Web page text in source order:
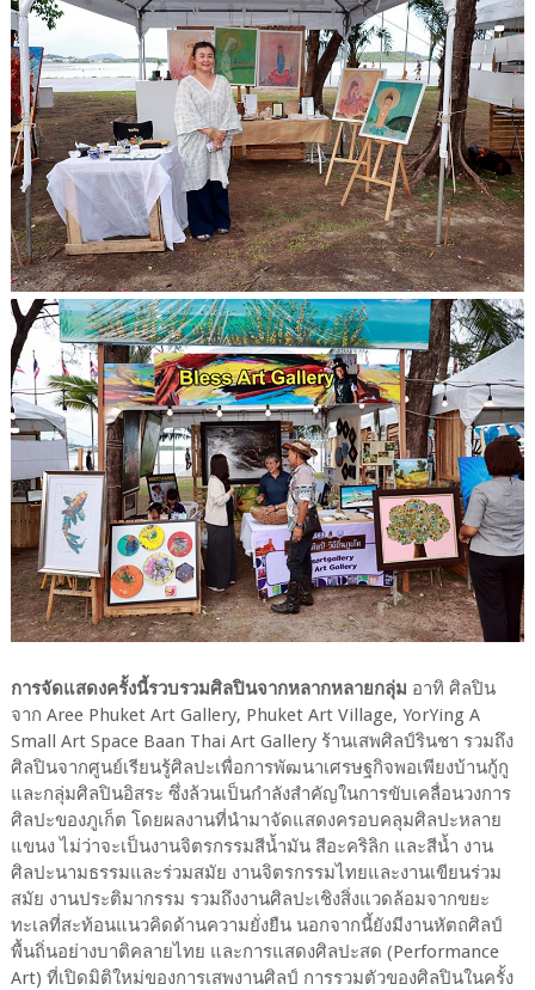
การจัดแสดงครั้งนี้รวบรวมศิลปินจากหลากหลายกลุ่ม อาทิ ศิลปิน
จาก Aree Phuket Art Gallery, Phuket Art Village, YorYing A
Small Art Space Baan Thai Art Gallery ร้านเสพศิลป์รินชา รวมถึง
ศิลปินจากศูนย์เรียนรู้ศิลปะเพื่อการพัฒนาเศรษฐกิจพอเพียงบ้านกู้กู
และกลุ่มศิลปินอิสระ ซึ่งล้วนเป็นกำลังสำคัญในการขับเคลื่อนวงการ
ศิลปะของภูเก็ต โดยผลงานที่นำมาจัดแสดงครอบคลุมศิลปะหลาย
แขนง ไม่ว่าจะเป็นงานจิตรกรรมสีน้ำมัน สีอะคริลิก และสีน้ำ งาน
ศิลปะนามธรรมและร่วมสมัย งานจิตรกรรมไทยและงานเขียนร่วม
สมัย งานประติมากรรม รวมถึงงานศิลปะเชิงสิ่งแวดล้อมจากขยะ
ทะเลที่สะท้อนแนวคิดด้านความยั่งยืน นอกจากนี้ยังมีงานหัตถศิลป์
พื้นถิ่นอย่างบาติคลายไทย และการแสดงศิลปะสด (Performance
Art) ที่เปิดมิติใหม่ของการเสพงานศิลป์ การรวมตัวของศิลปินในครั้ง